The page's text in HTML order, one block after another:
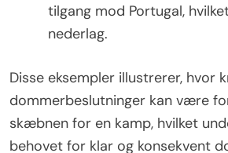
tilgang mod Portugal,
nederlag.
Disse eksempler illustrerer, hvor
dommerbeslutninger kan være
skæbnen for en kamp, hvilket
behovet for klar og konsekvent